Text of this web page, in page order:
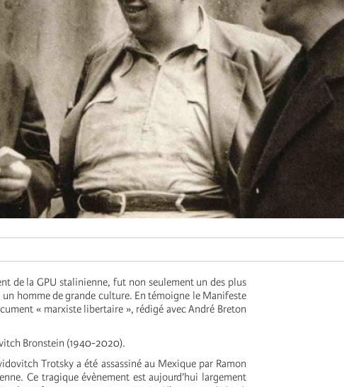
de la GPU stalinienne, fut non seulement un des plus
homme de grande culture. En témoigne le Manifeste
« marxiste libertaire », rédigé avec André Breton
Bronstein (1940-2020).
Trotsky a été assassiné au Mexique par Ramon
Ce tragique évènement est aujourd’hui largement